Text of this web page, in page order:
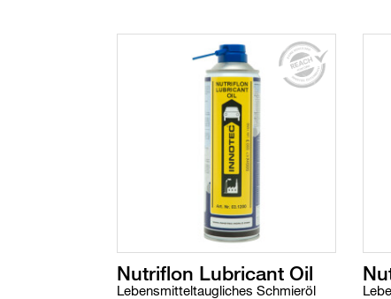
Nutriflon Lubricant Oil
Lebensmitteltaugliches Schmieröl